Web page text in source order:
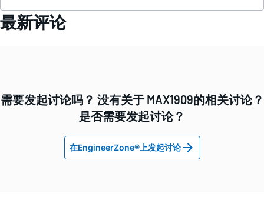
最新评论
需要发起讨论吗？ 没有关于 MAX1909的相关讨论？
是否需要发起讨论？
在EngineerZone®上发起讨论